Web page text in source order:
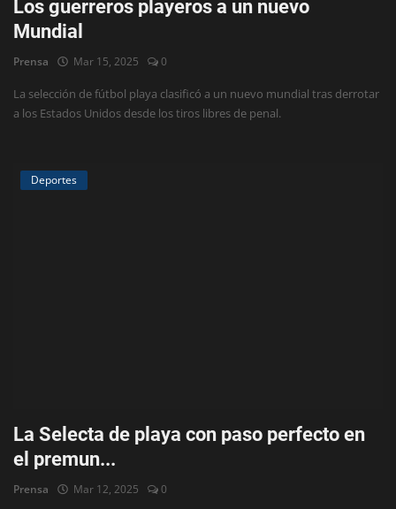
Los guerreros playeros a un nuevo
Mundial
Prensa Mar 15, 2025 0
La selección de fútbol playa clasificó a un nuevo mundial tras derrotar
a los Estados Unidos desde los tiros libres de penal.
Deportes
La Selecta de playa con paso perfecto en
el premun...
Prensa Mar 12, 2025 0